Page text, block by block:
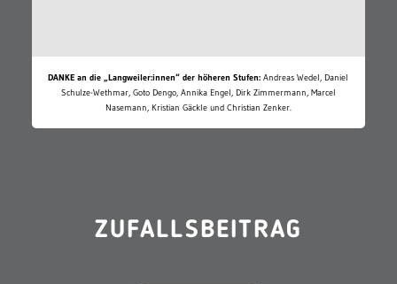
DANKE an die „Langweiler:innen“ der höheren Stufen: Andreas Wedel, Daniel
Schulze-Wethmar, Goto Dengo, Annika Engel, Dirk Zimmermann, Marcel
Nasemann, Kristian Gäckle und Christian Zenker.
ZUFALLSBEITRAG